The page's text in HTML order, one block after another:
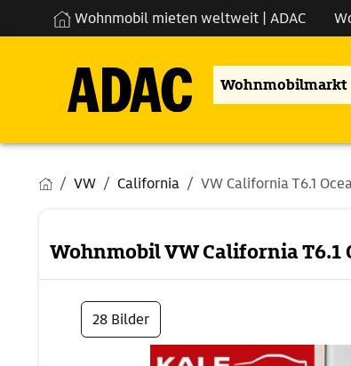
Wohnmobil mieten weltweit | ADAC
Wohnmobilmarkt
VW California VW California T6.1
Wohnmobil VW California T6.1
28 Bilder